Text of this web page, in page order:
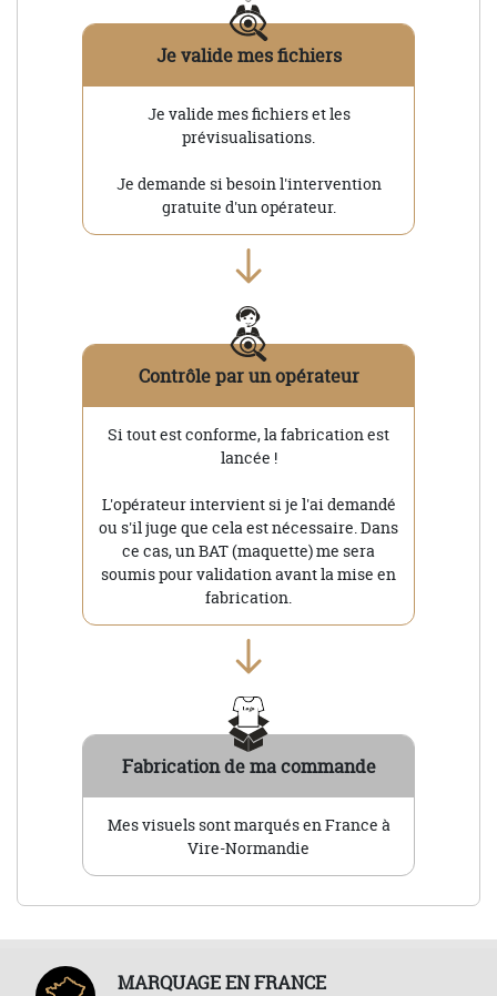
Je valide mes fichiers
Je valide mes fichiers et les
prévisualisations.
Je demande si besoin l'intervention
gratuite d'un opérateur.
Contrôle par un opérateur
Si tout est conforme, la fabrication est
lancée !
L'opérateur intervient si je l'ai demandé
ou s'il juge que cela est nécessaire. Dans
ce cas, un BAT (maquette) me sera
soumis pour validation avant la mise en
fabrication.
Fabrication de ma commande
Mes visuels sont marqués en France à
Vire-Normandie
MARQUAGE EN FRANCE